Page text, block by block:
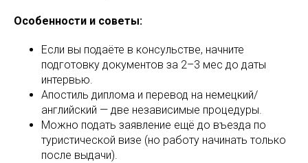
Особенности и советы:
Если вы подаёте в консульстве, начните
подготовку документов за 2–3 мес до даты
интервью.
Апостиль диплома и перевод на немецкий/
английский — две независимые процедуры.
Можно подать заявление ещё до въезда по
туристической визе (но работу начинать только
после выдачи).